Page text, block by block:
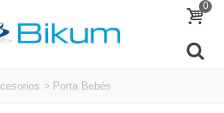
0
> Porta Bebés